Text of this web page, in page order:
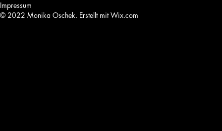
Impressum
© 2022 Monika Oschek. Erstellt mitWix.com